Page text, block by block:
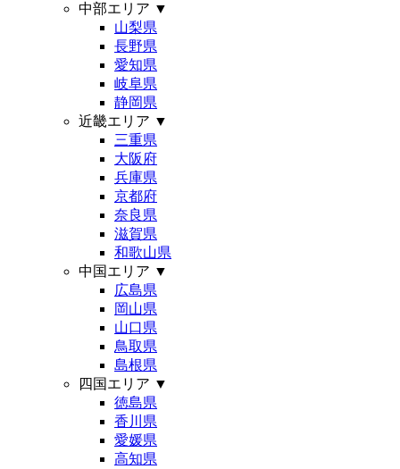
中部エリア ▼
山梨県
長野県
愛知県
岐阜県
静岡県
近畿エリア ▼
三重県
大阪府
兵庫県
京都府
奈良県
滋賀県
和歌山県
中国エリア ▼
広島県
岡山県
山口県
鳥取県
島根県
四国エリア ▼
徳島県
香川県
愛媛県
高知県